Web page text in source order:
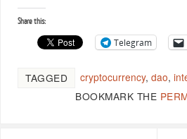
Share this:
Telegram
TAGGED cryptocurrency,dao,
BOOKMARK THE